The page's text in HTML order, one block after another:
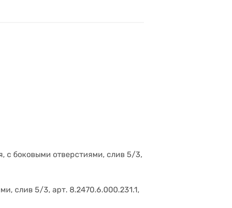
с боковыми отверстиями, слив 5/3,
слив 5/3, арт. 8.2470.6.000.231.1,